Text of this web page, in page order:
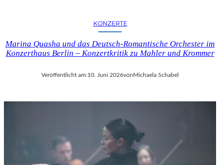
KONZERTE
Marina Quasha und das Deutsch-Romantische Orchester im
Konzerthaus Berlin – Konzertkritik zu Mahler und Krommer
Veröffentlicht am:10. Juni 2026vonMichaela Schabel